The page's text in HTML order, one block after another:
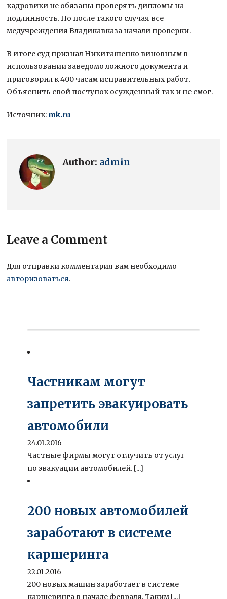
кадровики не обязаны проверять дипломы на
подлинность. Но после такого случая все
медучреждения Владикавказа начали проверки.
В итоге суд признал Никиташенко виновным в
использовании заведомо ложного документа и
приговорил к 400 часам исправительных работ.
Объяснить свой поступок осужденный так и не смог.
Источник: mk.ru
Author: admin
Leave a Comment
Для отправки комментария вам необходимо
авторизоваться.
Частникам могут
запретить эвакуировать
автомобили
24.01.2016
Частные фирмы могут отлучить от услуг
по эвакуации автомобилей. [...]
200 новых автомобилей
заработают в системе
каршеринга
22.01.2016
200 новых машин заработает в системе
каршеринга в начале февраля. Таким [...]